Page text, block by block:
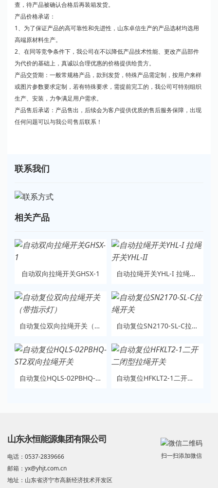
查，待产品被确认合格后再装箱发货。
产品价格承诺：
1、为了保证产品的高可靠性和先进性，山东卓信生产的产品选材均选用
高端原材料生产。
2、在同等竞争条件下，我公司在不以降低产品技术性能、更改产品部件
为代价的基础上，真诚以合理优惠的价格提供给贵方。
产品交货期：一般常规格产品，款到发货，特殊产品需定制，按用户来样
或图片参数要求定制，若有特殊要求，需提前完工的，我公司可特别组织
生产、安装，力争满足用户需求。
产品售后承诺：产品售出，后续会为客户提供优质的售后服务保障，出现
任何问题可以与我公司售后联系！
联系我们
相关产品
自动双向拉绳开关GHSX-1 自动拉绳开关YHL-I 拉绳开关YHL-II
自动复位双向拉绳开关（带指示灯） 自动复位SN2170-SL-C拉绳开关
自动复位HQLS-02PBHQ-ST2双向拉绳开关 自动复位HFKLT2-1二开二闭型拉绳开关
山东永恒能源集团有限公司
电话：0537-2839666
邮箱：yx@yhjt.com.cn
地址：山东省济宁市高新经济技术开发区
扫一扫添加微信